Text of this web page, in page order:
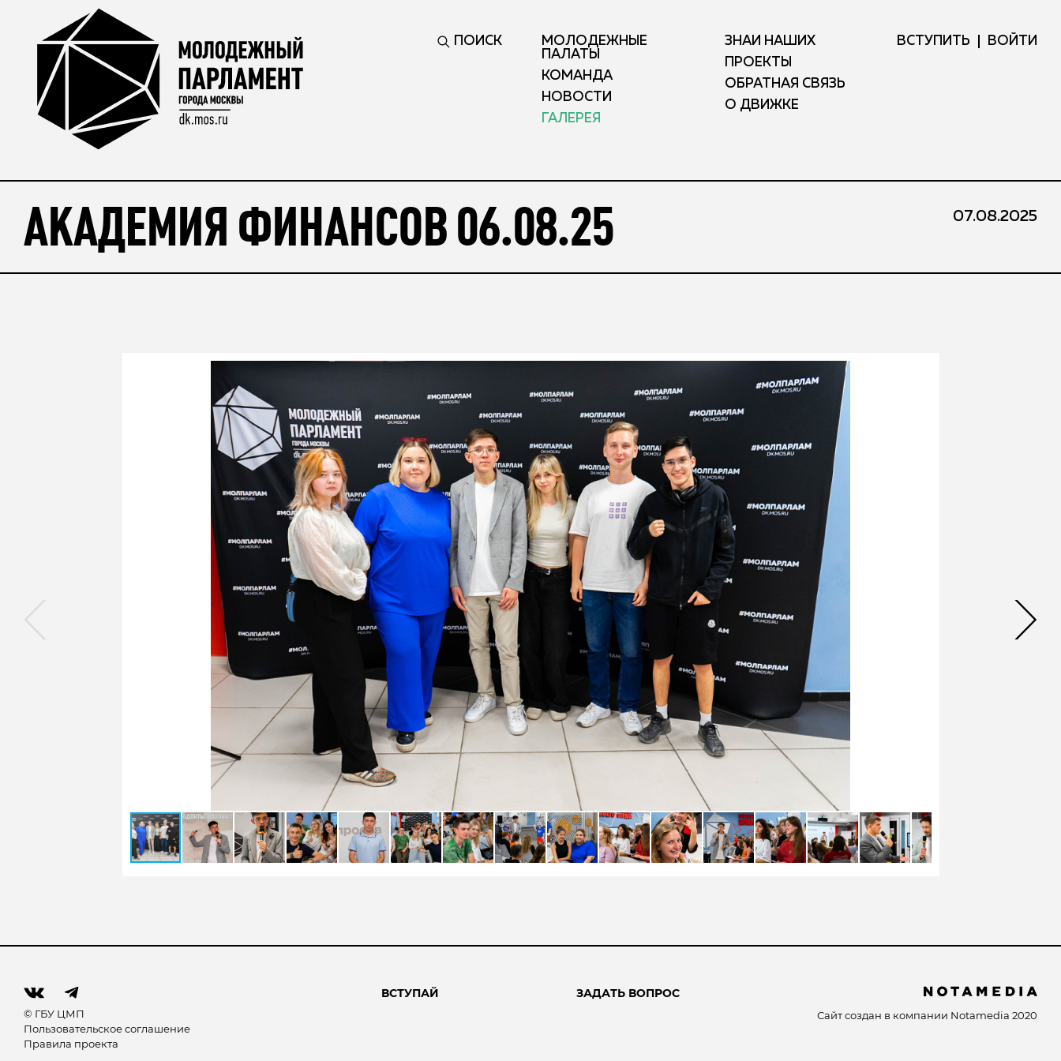
ПОИСК
МОЛОДЕЖНЫЕ
ПАЛАТЫ
КОМАНДА
НОВОСТИ
ГАЛЕРЕЯ
ЗНАЙ НАШИХ
ПРОЕКТЫ
ОБРАТНАЯ СВЯЗЬ
О ДВИЖКЕ
ВСТУПИТЬ ВОЙТИ
АКАДЕМИЯ ФИНАНСОВ 06.08.25 07.08.2025
© ГБУ ЦМП
Пользовательское соглашение
Правила проекта
ВСТУПАЙ ЗАДАТЬ ВОПРОС
Сайт создан в компании Notamedia 2020